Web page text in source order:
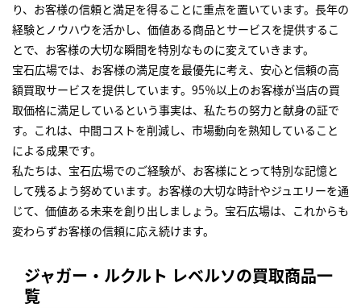
り、お客様の信頼と満足を得ることに重点を置いています。長年の
経験とノウハウを活かし、価値ある商品とサービスを提供するこ
とで、お客様の大切な瞬間を特別なものに変えていきます。
宝石広場では、お客様の満足度を最優先に考え、安心と信頼の高
額買取サービスを提供しています。95％以上のお客様が当店の買
取価格に満足しているという事実は、私たちの努力と献身の証で
す。これは、中間コストを削減し、市場動向を熟知していること
による成果です。
私たちは、宝石広場でのご経験が、お客様にとって特別な記憶と
して残るよう努めています。お客様の大切な時計やジュエリーを通
じて、価値ある未来を創り出しましょう。宝石広場は、これからも
変わらずお客様の信頼に応え続けます。
ジャガー・ルクルト レベルソの買取商品一
覧